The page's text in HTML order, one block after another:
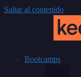
Saltar al contenido
Bootcamps